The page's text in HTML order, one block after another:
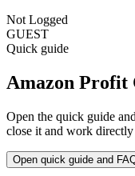
Not Logged
GUEST
Quick guide
Amazon Profit
Open the quick guide
close it and work directly
Open quick guide and